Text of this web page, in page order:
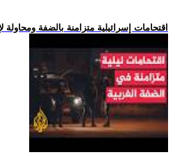
.. 5 اقتحامات إسرائيلية متزامنة بالضفة